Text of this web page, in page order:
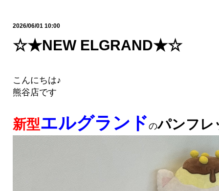
2026/06/01 10:00
☆★NEW ELGRAND★☆
こんにちは♪
熊谷店です
新型エルグランドのパンフレ